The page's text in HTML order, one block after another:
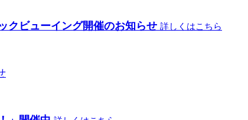
クビューイング開催のお知らせ 詳しくはこちら